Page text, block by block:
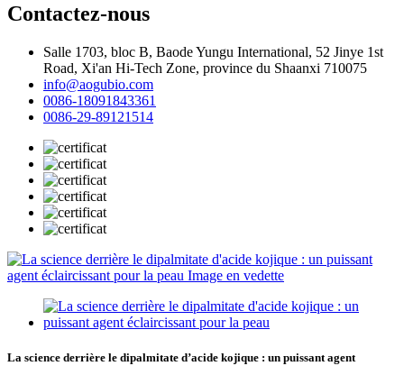
Contactez-nous
Salle 1703, bloc B, Baode Yungu International, 52 Jinye 1st
Road, Xi'an Hi-Tech Zone, province du Shaanxi 710075
info@aogubio.com
0086-18091843361
0086-29-89121514
La science derrière le dipalmitate d’acide kojique : un puissant agent